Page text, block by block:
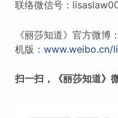
联络微信号：
《丽莎知道》官方微博
机版： www.weibo.cn/
扫一扫，《丽莎知道》